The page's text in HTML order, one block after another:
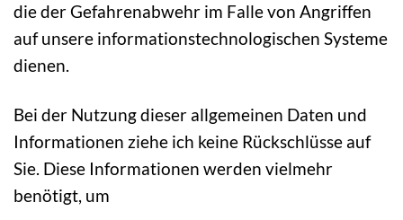
die der Gefahrenabwehr im Falle von Angriffen
auf unsere informationstechnologischen Systeme
dienen.
Bei der Nutzung dieser allgemeinen Daten und
Informationen ziehe ich keine Rückschlüsse auf
Sie. Diese Informationen werden vielmehr
benötigt, um